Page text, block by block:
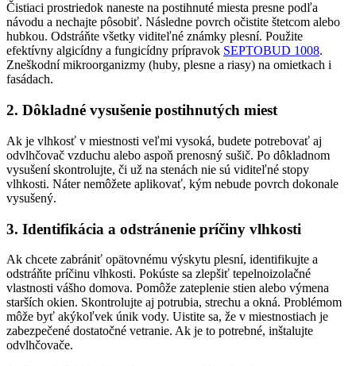
Čistiaci prostriedok naneste na postihnuté miesta presne podľa
návodu a nechajte pôsobiť. Následne povrch očistite štetcom alebo
hubkou. Odstráňte všetky viditeľné známky plesní. Použite
efektívny algicídny a fungicídny prípravok SEPTOBUD 1008.
Zneškodní mikroorganizmy (huby, plesne a riasy) na omietkach i
fasádach.
2. Dôkladné vysušenie postihnutých miest
Ak je vlhkosť v miestnosti veľmi vysoká, budete potrebovať aj
odvlhčovač vzduchu alebo aspoň prenosný sušič. Po dôkladnom
vysušení skontrolujte, či už na stenách nie sú viditeľné stopy
vlhkosti. Náter nemôžete aplikovať, kým nebude povrch dokonale
vysušený.
3. Identifikácia a odstránenie príčiny vlhkosti
Ak chcete zabrániť opätovnému výskytu plesní, identifikujte a
odstráňte príčinu vlhkosti. Pokúste sa zlepšiť tepelnoizolačné
vlastnosti vášho domova. Pomôže zateplenie stien alebo výmena
starších okien. Skontrolujte aj potrubia, strechu a okná. Problémom
môže byť akýkoľvek únik vody. Uistite sa, že v miestnostiach je
zabezpečené dostatočné vetranie. Ak je to potrebné, inštalujte
odvlhčovače.